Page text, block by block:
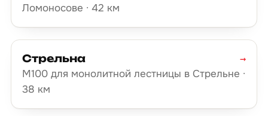
Ломоносове · 42 км
Стрельна
М100 для монолитной лестницы в Стрельне ·
38 км
→